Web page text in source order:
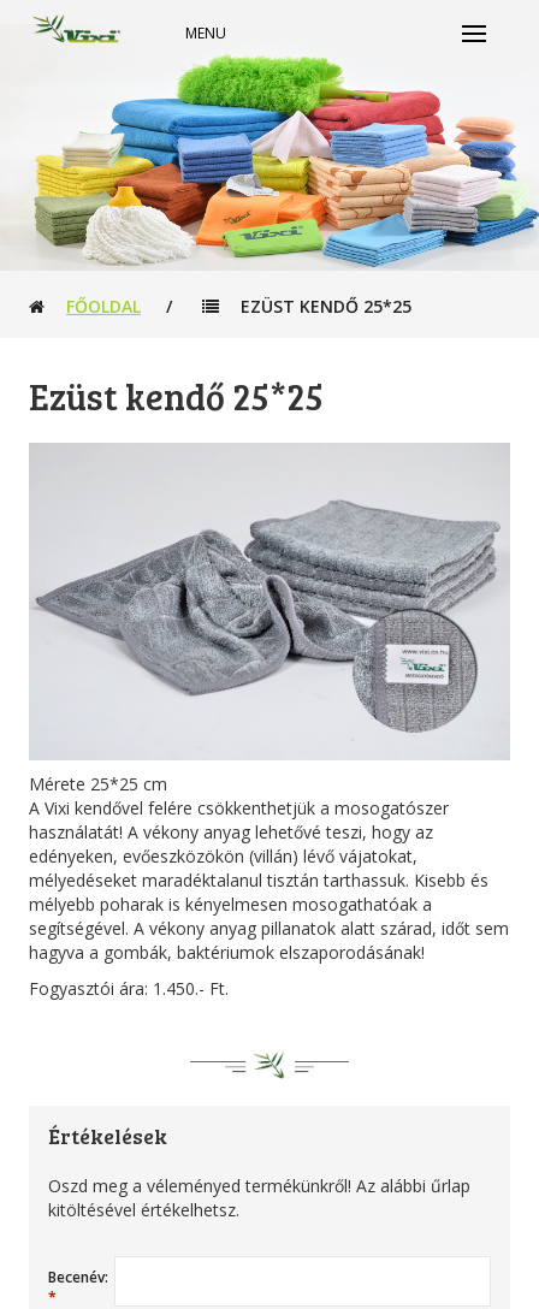
MENU
FŐOLDAL / EZÜST KENDŐ 25*25
Ezüst kendő 25*25
Mérete 25*25 cm
A Vixi kendővel felére csökkenthetjük a mosogatószer
használatát! A vékony anyag lehetővé teszi, hogy az
edényeken, evőeszközökön (villán) lévő vájatokat,
mélyedéseket maradéktalanul tisztán tarthassuk. Kisebb és
mélyebb poharak is kényelmesen mosogathatóak a
segítségével. A vékony anyag pillanatok alatt szárad, időt sem
hagyva a gombák, baktériumok elszaporodásának!
Fogyasztói ára: 1.450.- Ft.
Értékelések
Oszd meg a véleményed termékünkről! Az alábbi űrlap
kitöltésével értékelhetsz.
Becenév:
*